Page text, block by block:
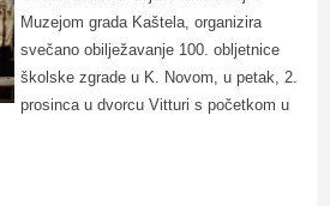
Muzejom grada Kaštela, organizira
svečano obilježavanje 100. obljetnice
školske zgrade u K. Novom, u petak, 2.
prosinca u dvorcu Vitturi s početkom u